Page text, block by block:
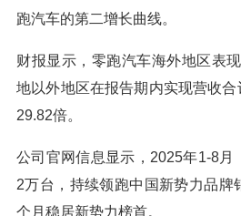
跑汽车的第二增长曲线。
财报显示，零跑汽车海外地区表
地以外地区在报告期内实现营收
29.82倍。
公司官网信息显示，2025年1-8月
2万台，持续领跑中国新势力品牌
个月稳居新势力榜首。